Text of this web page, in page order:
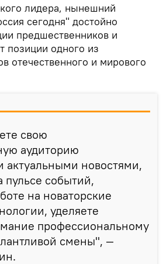
лидера, нынешний
сегодня" достойно
предшественников и
позиции одного из
отечественного и мирового
свою
аудиторию
актуальными новостями,
пульсе событий,
на новаторские
уделяете
профессиональному
смены", —